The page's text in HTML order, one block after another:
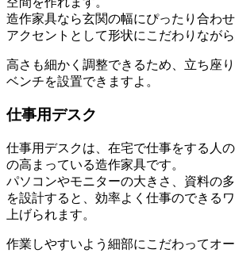
造作家具なら玄関の幅にぴったり合わ
アクセントとして形状にこだわりながら
高さも細かく調整できるため、立ち座
ベンチを設置できますよ。
仕事用デスク
仕事用デスクは、在宅で仕事をする人
の高まっている造作家具です。
パソコンやモニターの大きさ、資料の
を設計すると、効率よく仕事のできる
上げられます。
作業しやすいよう細部にこだわってオ